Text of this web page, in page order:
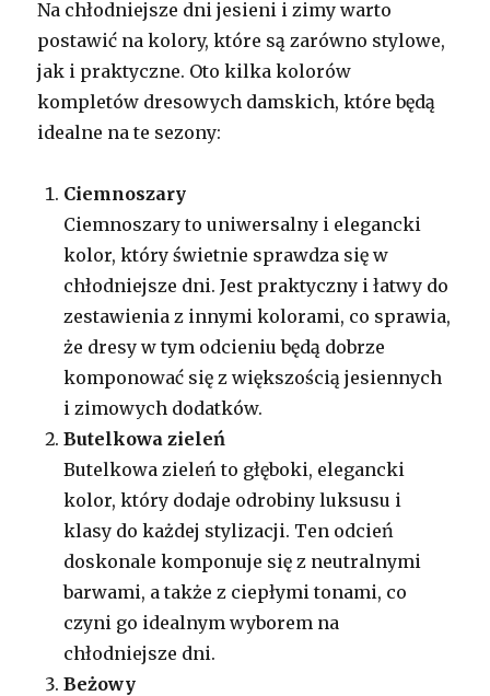
Na chłodniejsze dni jesieni i zimy warto
postawić na kolory, które są zarówno stylowe,
jak i praktyczne. Oto kilka kolorów
kompletów dresowych damskich, które będą
idealne na te sezony:
Ciemnoszary
Ciemnoszary to uniwersalny i elegancki
kolor, który świetnie sprawdza się w
chłodniejsze dni. Jest praktyczny i łatwy do
zestawienia z innymi kolorami, co sprawia,
że dresy w tym odcieniu będą dobrze
komponować się z większością jesiennych
i zimowych dodatków.
Butelkowa zieleń
Butelkowa zieleń to głęboki, elegancki
kolor, który dodaje odrobiny luksusu i
klasy do każdej stylizacji. Ten odcień
doskonale komponuje się z neutralnymi
barwami, a także z ciepłymi tonami, co
czyni go idealnym wyborem na
chłodniejsze dni.
Beżowy